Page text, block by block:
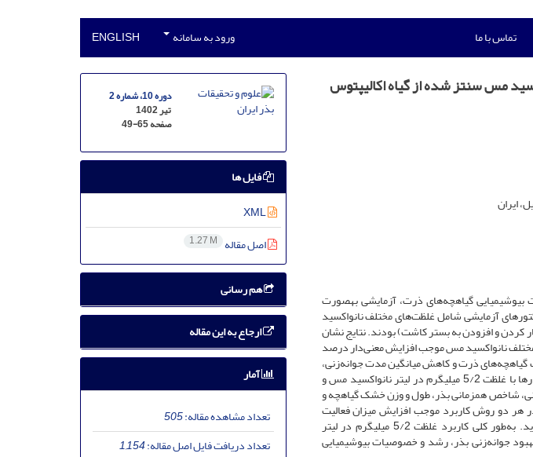
تماس با ما ورود به سامانه ENGLISH
مس سنتز شده از گیاه اکالیپتوس
ایران
بیوشیمیایی گیاهچه‌های ذرت، آزمایشی به­صورت
با سه تکرار در دانشگاه محقق اردبیلی در سال 1400 اجرا شد. فاکتور‌های آزمایشی شامل غلظت‌های مختلف نانواکسید
دو سطح (پیش تیمار کردن و افزودن به بستر کاشت) بودند. نتایج نشان
نانواکسید مس موجب افزایش معنی‌دار درصد
ذرت و کاهش میانگین مدت جوانه‌زنی،
زمان تا 50 درصد جوانه‌زنی بذرهای ذرت گردید. در بین روش‌های کاربرد نانوذره، پیش­تیمار نمودن بذرها با غلظت 5/2 میلی­گرم در لیتر نانواکسید مس و
شاخص همزمانی بذر، طول و وزن خشک گیاهچه و
دو روش کاربرد موجب افزایش میزان فعالیت
آنزیم‌های کاتالاز، پراکسیداز، پلی‌فنول‌اکسیداز و محتوی اسید‌آمینه پرولین نسبت به تیمار شاهد گردید. به‌طور کلی کاربرد غلظت 5/2 میلی­گرم در لیتر
به بستر کاشت جهت بهبود جوانه‌زنی بذر، رشد و خصوصیات بیوشیمیایی
دوره 10، شماره 2
تیر 1402
صفحه49-65
فایل ها
XML
اصل مقاله 1.27 M
هم رسانی
ارجاع به این مقاله
آمار
تعداد مشاهده مقاله:505
تعداد دریافت فایل اصل مقاله:1,154